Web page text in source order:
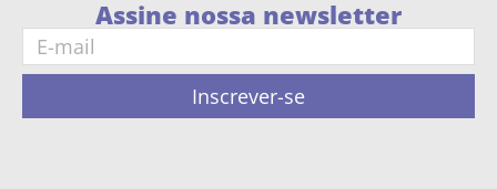
Assine nossa newsletter
Inscrever-se